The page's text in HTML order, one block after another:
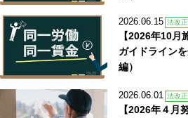
2026.06.15 法改
【2026年10
ガイドライン
編）
2026.06.01 法改
【2026年４月